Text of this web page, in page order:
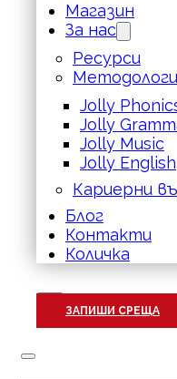
Магазин
За нас
Ресурси
Jolly
Jolly
Jolly Music
Jolly English
Кариерни
Блог
Контакти
Количка
ЗАПИШИ СРЕЩА